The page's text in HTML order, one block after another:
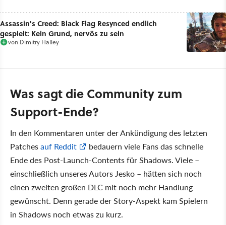
Assassin's Creed: Black Flag Resynced endlich
gespielt: Kein Grund, nervös zu sein
von Dimitry Halley
Was sagt die Community zum
Support-Ende?
In den Kommentaren unter der Ankündigung des letzten
Patchesauf Reddit
bedauern viele Fans das schnelle
Ende des Post-Launch-Contents für Shadows. Viele –
einschließlich unseres Autors Jesko – hätten sich noch
einen zweiten großen DLC mit noch mehr Handlung
gewünscht. Denn gerade der Story-Aspekt kam Spielern
in Shadows noch etwas zu kurz.